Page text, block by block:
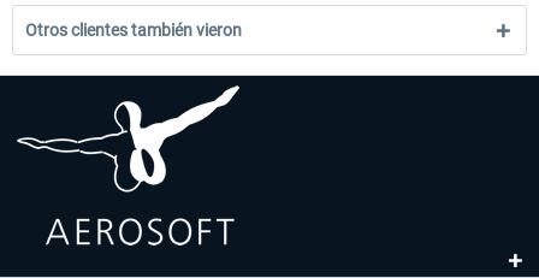
Otros clientes también vieron